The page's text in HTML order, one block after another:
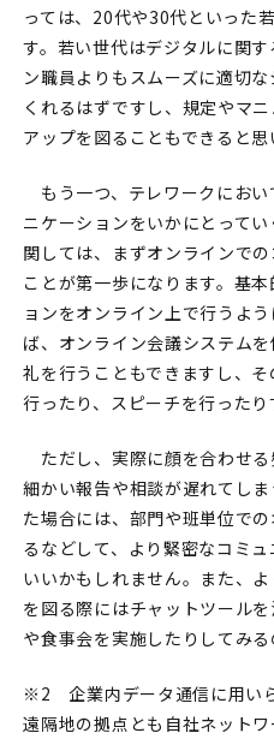
っては、20代や30代といった
す。若い世代はデジタルに関
ン職員よりもスムーズに適切
くれるはずですし、規定やマ
アップを図ることもできると思
もう一つ、テレワークにお
ニケーションをいかにとって
関しては、まずオンラインで
ことが第一歩になります。基
ョンをオンライン上で行うよ
ば、オンライン会議システム
礼を行うこともできますし、
行ったり、スピーチを行ったり
ただし、実際に顔を合わせ
細かい報告や相談が遅れてし
た場合には、部門や班単位で
るなどして、より緊密なコミ
いいかもしれません。また、
を図る際にはチャットツール
や食事会を実施したりしてみる
※2 企業内データ通信に用い
遠隔地の拠点とも自社ネット